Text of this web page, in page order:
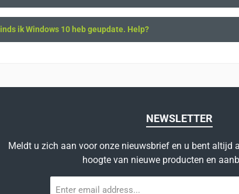
ik Windows 10 heb geupdate. Help?
NEWSLETTER
Meldt u zich aan voor onze nieuwsbrief en u bent altijd
hoogte van nieuwe producten en